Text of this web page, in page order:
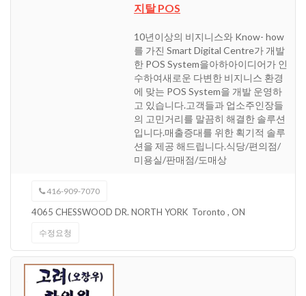
지탈 POS
10년이상의 비지니스와 Know- how
를 가진 Smart Digital Centre가 개발
한 POS System을아하아이디어가 인
수하여새로운 다변한 비지니스 환경
에 맞는 POS System을 개발 운영하
고 있습니다.고객들과 업소주인장들
의 고민거리를 말끔히 해결한 솔루션
입니다.매출증대를 위한 획기적 솔루
션을 제공 해드립니다.식당/편의점/
미용실/판매점/도매상
416-909-7070
4065 CHESSWOOD DR. NORTH YORK Toronto , ON
수정요청